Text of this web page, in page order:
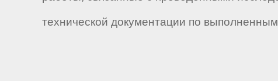
технической документации по